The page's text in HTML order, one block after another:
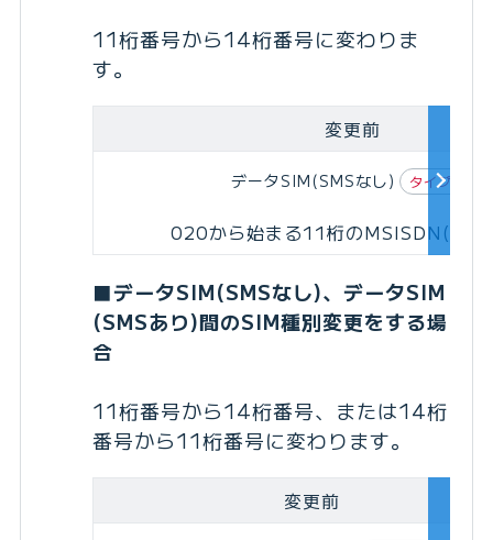
11桁番号から14桁番号に変わりま
す。
変更前
データSIM(SMSなし) タイプD
020から始まる11桁のMSISDN(電
■データSIM(SMSなし)、データSIM
(SMSあり)間のSIM種別変更をする場
合
11桁番号から14桁番号、または14桁
番号から11桁番号に変わります。
変更前